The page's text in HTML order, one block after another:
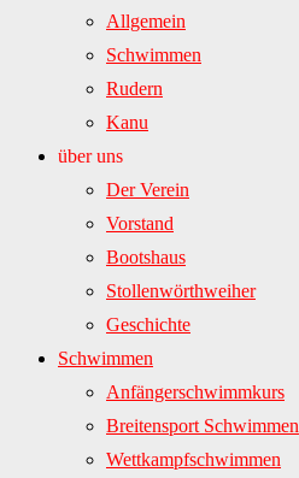
Allgemein
Schwimmen
Rudern
Kanu
über uns
Der Verein
Vorstand
Bootshaus
Stollenwörthweiher
Geschichte
Schwimmen
Anfängerschwimmkurs
Breitensport Schwimmen
Wettkampfschwimmen